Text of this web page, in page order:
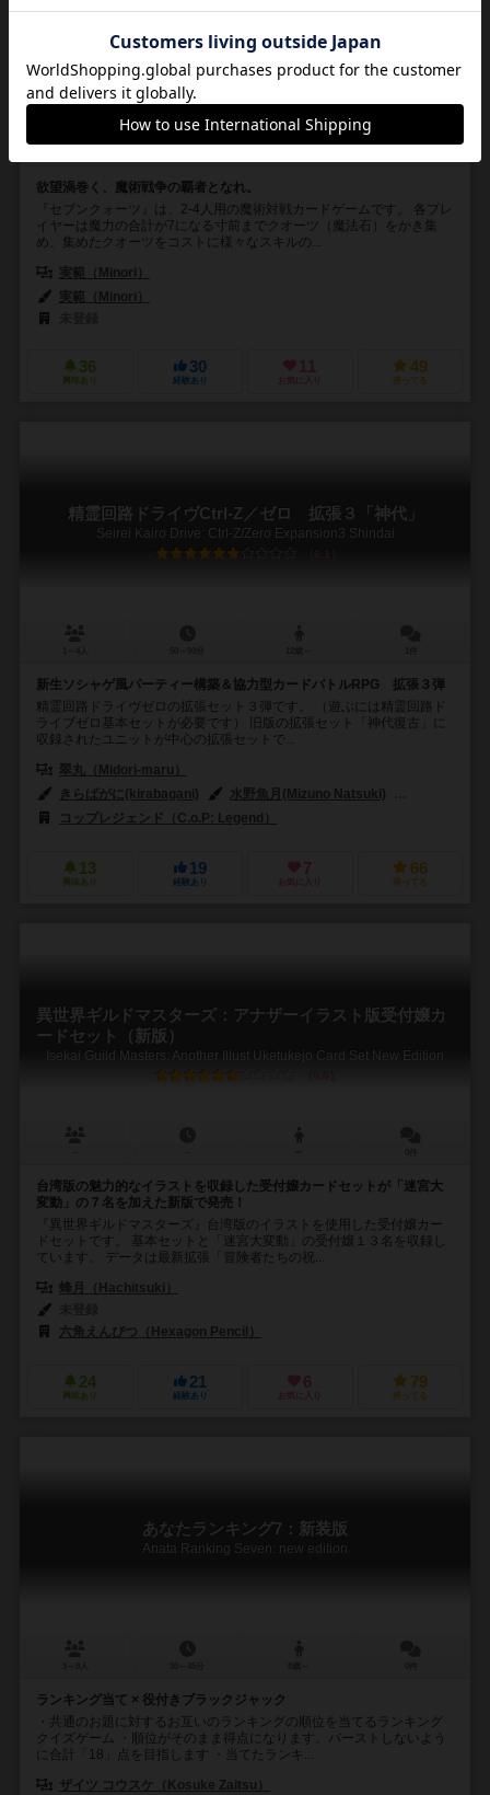
セブンクォーツ新装版
Seven Quartz: new edition
欲望渦巻く、魔術戦争の覇者となれ。
『セブンクォーツ』は、2-4人用の魔術対戦カードゲームです。 各プレ
イヤーは魔力の合計が7になる寸前までクオーツ（魔法石）をかき集
め、集めたクオーツをコストに様々なスキルの...
実範（Minori）
実範（Minori）
36
興味あり
30
経験あり
11
お気に入り
49
持ってる
精霊回路ドライヴCtrl-Z／ゼロ 拡張３「神代」
Seirei Kairo Drive: Ctrl-Z/Zero Expansion3 Shindai
6.1
新生ソシャゲ風パーティー構築＆協力型カードバトルRPG 拡張３弾
精霊回路ドライヴゼロの拡張セット３弾です。 （遊ぶには精霊回路ド
ライブゼロ基本セットが必要です） 旧版の拡張セット「神代復古」に
収録されたユニットが中心の拡張セットで...
翠丸（Midori-maru）
きらばがに(kirabagani)
水野魚月(Mizuno Natsuki)
コップレジェンド（C.o.P: Legend）
13
興味あり
19
経験あり
7
お気に入り
66
持ってる
異世界ギルドマスターズ：アナザーイラスト版受付嬢カ
ードセット（新版）
Isekai Guild Masters: Another Illust Uketukejo Card Set New Edition
台湾版の魅力的なイラストを収録した受付嬢カードセットが「迷宮大
変動」の７名を加えた新版で発売！
『異世界ギルドマスターズ』台湾版のイラストを使用した受付嬢カー
ドセットです。 基本セットと「迷宮大変動」の受付嬢１３名を収録し
ています。 データは最新拡張「冒険者たちの祝...
蜂月（Hachitsuki）
六角えんぴつ（Hexagon Pencil）
24
興味あり
21
経験あり
6
お気に入り
79
持ってる
あなたランキング7：新装版
Anata Ranking Seven: new edition
ランキング当て × 役付きブラックジャック
・共通のお題に対するお互いのランキングの順位を当てるランキング
クイズゲーム ・順位がそのまま得点になります。バーストしないよう
に合計「18」点を目指します ・当てたランキ...
ザイツ コウスケ（Kosuke Zaitsu）